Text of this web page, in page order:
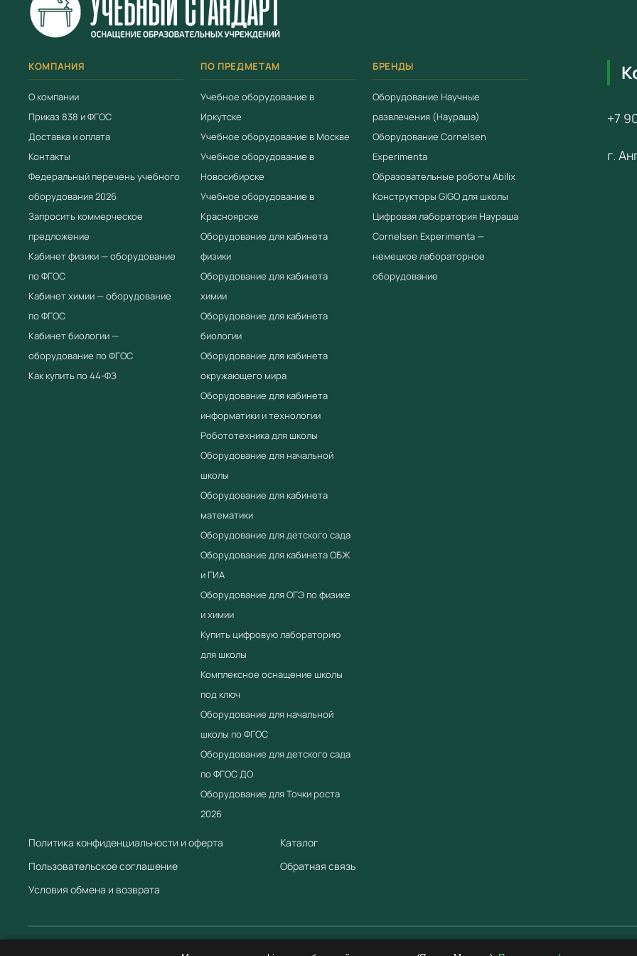
В
для
КОМПАНИЯ
О компании
Приказ 838 и ФГОС
Доставка и оплата
Контакты
Федеральный перечень учебного
оборудования 2026
Запросить коммерческое
предложение
Кабинет физики — оборудование
по ФГОС
Кабинет химии — оборудование
по ФГОС
Кабинет биологии —
оборудование по ФГОС
Как купить по 44-ФЗ
ПО ПРЕДМЕТАМ
Учебное оборудование в
Иркутске
Учебное оборудование в Москве
Учебное оборудование в
Новосибирске
Учебное оборудование в
Красноярске
Оборудование для кабинета
физики
Оборудование для кабинета
химии
Оборудование для кабинета
биологии
Оборудование для кабинета
окружающего мира
Оборудование для кабинета
информатики и технологии
Робототехника для школы
Оборудование для начальной
школы
Оборудование для кабинета
математики
Оборудование для детского сада
Оборудование для кабинета ОБЖ
и ГИА
Оборудование для ОГЭ по физике
и химии
Купить цифровую лабораторию
для школы
Комплексное оснащение школы
под ключ
Оборудование для начальной
школы по ФГОС
Оборудование для детского сада
по ФГОС ДО
Оборудование для Точки роста
2026
БРЕНДЫ
Оборудование Научные
развлечения (Наураша)
Оборудование Cornelsen
Experimenta
Образовательные роботы Abilix
Конструкторы GIGO для школы
Цифровая лаборатория Наураша
Cornelsen Experimenta —
немецкое лабораторное
оборудование
Политика конфиденциальности и оферта
Пользовательское соглашение
Условия обмена и возврата
Каталог
Обратная связь
+7
г.